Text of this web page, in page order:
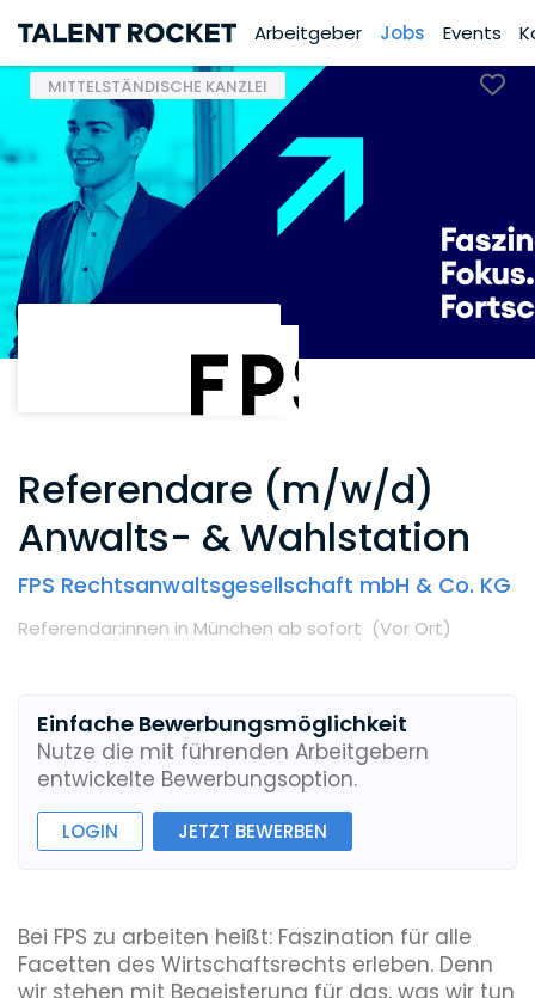
Arbeitgeber Jobs Events
MITTELSTÄNDISCHE KANZLEI
Referendare (m/w/d)
Anwalts- & Wahlstation
FPS Rechtsanwaltsgesellschaft mbH & Co. KG
Referendar:innen in München ab sofort (Vor Ort)
Einfache Bewerbungsmöglichkeit
Nutze die mit führenden Arbeitgebern
entwickelte Bewerbungsoption.
LOGIN JETZT BEWERBEN
Bei FPS zu arbeiten heißt: Faszination für alle
Facetten des Wirtschaftsrechts erleben. Denn
wir stehen mit Begeisterung für das, was wir tun